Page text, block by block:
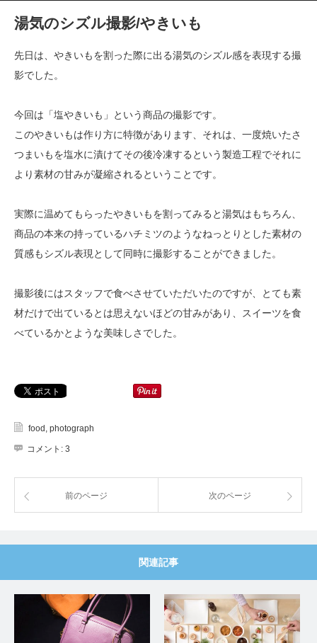
湯気のシズル撮影/やきいも
先日は、やきいもを割った際に出る湯気のシズル感を表現する撮
影でした。
今回は「塩やきいも」という商品の撮影です。
このやきいもは作り方に特徴があります、それは、一度焼いたさ
つまいもを塩水に漬けてその後冷凍するという製造工程でそれに
より素材の甘みが凝縮されるということです。
実際に温めてもらったやきいもを割ってみると湯気はもちろん、
商品の本来の持っているハチミツのようなねっとりとした素材の
質感もシズル表現として同時に撮影することができました。
撮影後にはスタッフで食べさせていただいたのですが、とても素
材だけで出ているとは思えないほどの甘みがあり、スイーツを食
べているかとような美味しさでした。
food photograph
コメント: 3
前のページ 次のページ
関連記事